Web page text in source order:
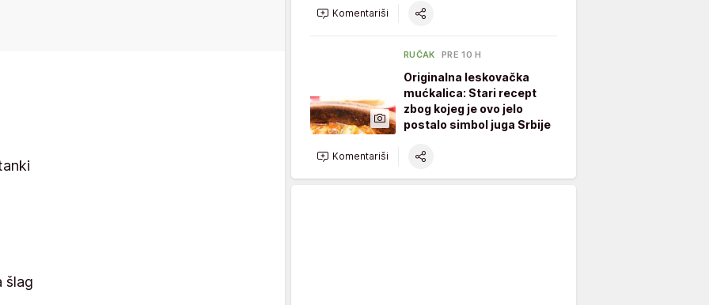
šlag
Komentariši
RUČAK PRE 10 H
Originalna leskovačka
mućkalica: Stari recept
zbog kojeg je ovo jelo
postalo simbol juga Srbije
Komentariši